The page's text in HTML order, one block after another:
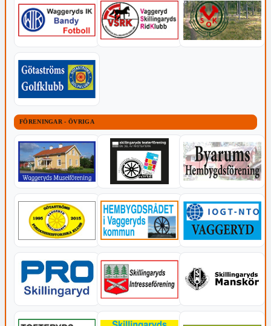
FÖRENINGAR - ÖVRIGA